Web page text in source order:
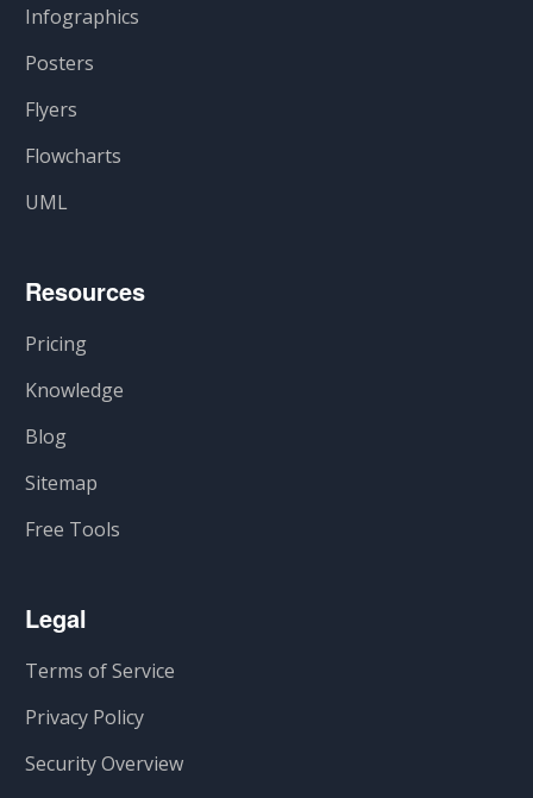
Infographics
Posters
Flyers
Flowcharts
UML
Resources
Pricing
Knowledge
Blog
Sitemap
Free Tools
Legal
Terms of Service
Privacy Policy
Security Overview